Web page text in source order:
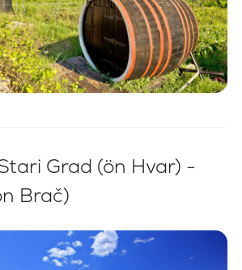
Grad (ön Hvar) -
Brač)